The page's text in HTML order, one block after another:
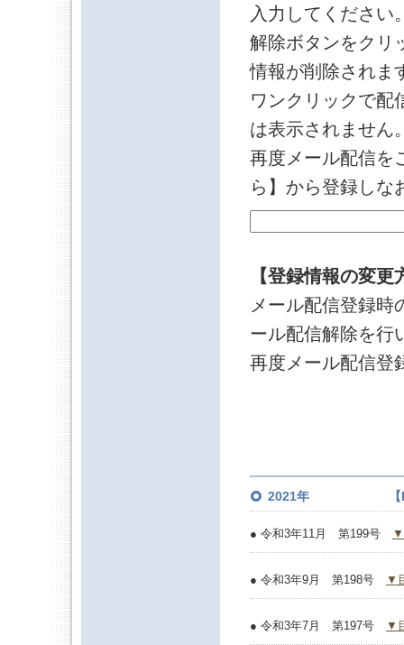
入力してください
解除ボタンをクリ
情報が削除されま
ワンクリックで配
は表示されません
再度メール配信を
ら】から登録しな
【登録情報の変更
メール配信登録時
ール配信解除を行
再度メール配信登
2021年 【ISSN
● 令和3年11月 第199号 ▼
● 令和3年9月 第198号 ▼
● 令和3年7月 第197号 ▼